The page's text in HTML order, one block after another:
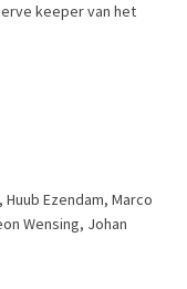
keeper van het
Ezendam, Marco
Wensing, Johan